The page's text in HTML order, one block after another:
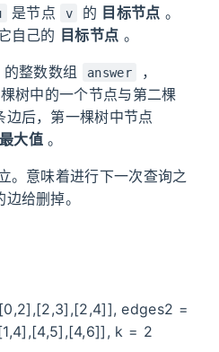
是节点 v 的 目标节点 。
自己的 目标节点 。
的整数数组 answer ，
树中的一个节点与第二棵
后，第一棵树中节点
最大值 。
。意味着进行下一次查询之
给删掉。
edges2 =
k = 2